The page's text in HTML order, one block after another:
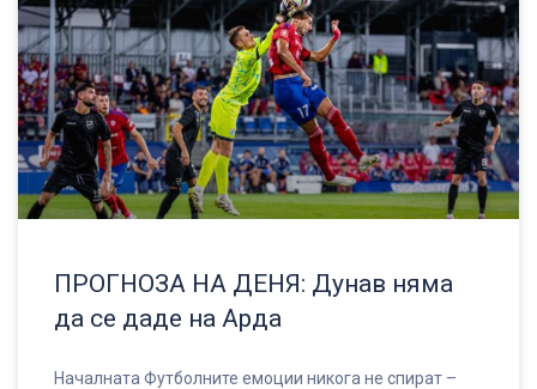
ПРОГНОЗА НА ДЕНЯ: Дунав няма
да се даде на Арда
Началната Футболните емоции никога не спират –